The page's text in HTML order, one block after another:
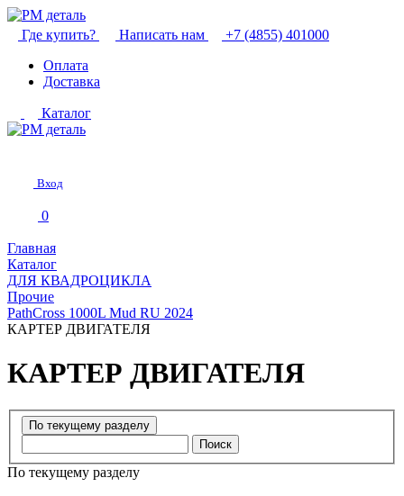
Где купить? Написать нам
+7 (4855) 401000
Оплата
Доставка
Каталог
Вход
0
Главная
Каталог
ДЛЯ КВАДРОЦИКЛА
Прочие
PathCross 1000L Mud RU 2024
КАРТЕР ДВИГАТЕЛЯ
КАРТЕР ДВИГАТЕЛЯ
Поиск
По текущему разделу